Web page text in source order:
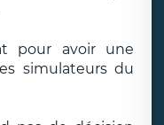
pour avoir une
simulateurs du